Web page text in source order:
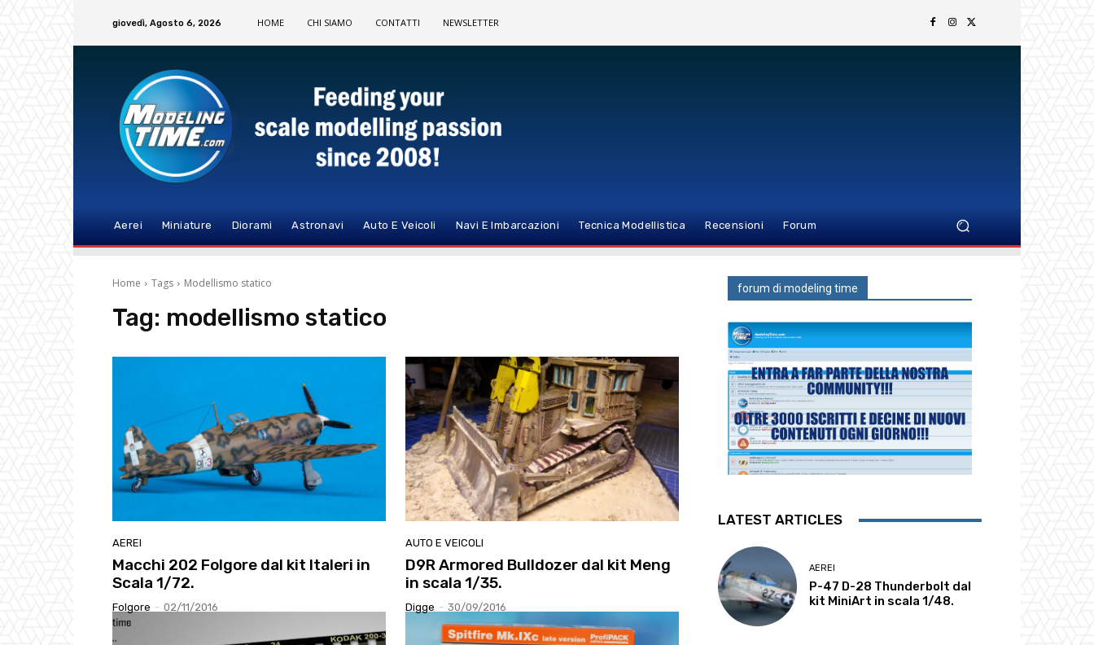
giovedì, Agosto 6, 2026 HOME CHI SIAMO CONTATTI NEWSLETTER
Aerei Miniature Diorami Astronavi Auto E Veicoli Navi E Imbarcazioni Tecnica Modellistica Recensioni Forum
Home Tags Modellismo statico
Tag: modellismo statico
AEREI
Macchi 202 Folgore dal kit Italeri in
Scala 1/72.
Folgore - 02/11/2016
AUTO E VEICOLI
D9R Armored Bulldozer dal kit Meng
in scala 1/35.
Digge - 30/09/2016
forum di modeling time
LATEST ARTICLES
AEREI
P-47 D-28 Thunderbolt dal
kit MiniArt in scala 1/48.